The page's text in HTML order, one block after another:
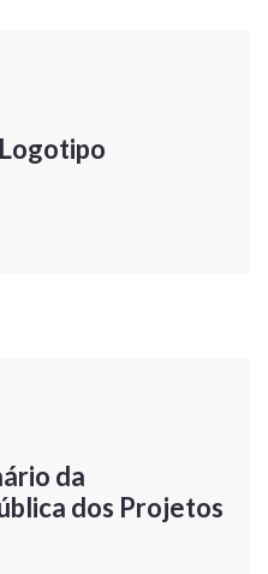
da
dos Projetos